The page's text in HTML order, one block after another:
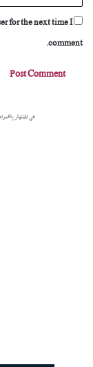
for the next time I
comment.
هي اشتهار